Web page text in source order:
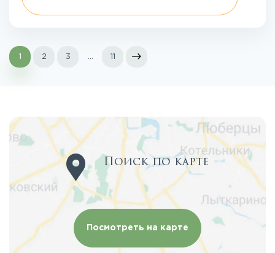
1 2 3 11
Поиск по карте
Посмотреть на карте